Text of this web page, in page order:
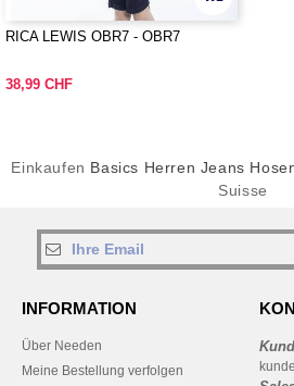
RICA LEWIS OBR7 - OBR7
38,99 CHF
Einkaufen Basics Herren Jeans
Suisse
INFORMATION
Über Needen
Meine Bestellung verfolgen